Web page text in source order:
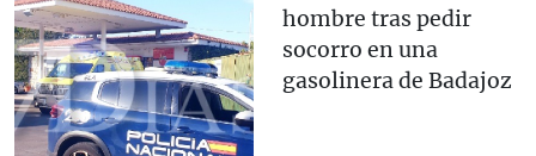
hombre tras pedir
socorro en una
gasolinera de Badajoz